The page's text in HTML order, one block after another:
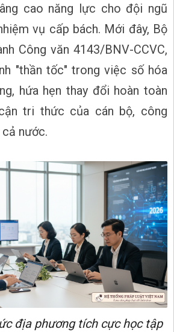
cao năng lực cho đội ngũ
vụ cấp bách. Mới đây, Bộ
Công văn 4143/BNV-CCVC,
"thần tốc" trong việc số hóa
hứa hẹn thay đổi hoàn toàn
tri thức của cán bộ, công
nước.
địa phương tích cực học tập